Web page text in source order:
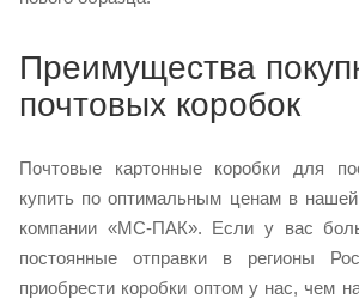
Преимущества
почтовых коробок
Почтовые картонные коробки для
купить по оптимальным ценам в нашей
компании «МС-ПАК». Если у вас
постоянные отправки в регионы
приобрести коробки оптом у нас, чем